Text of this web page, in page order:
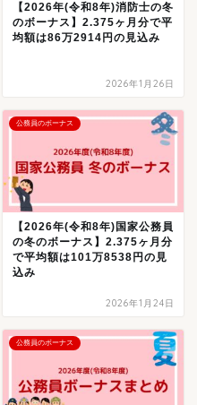
【2026年(令和8年)消防士の冬
のボーナス】2.375ヶ月分で平
均額は86万2914円の見込み
2026年1月26日
公務員のボーナス
【2026年(令和8年)国家公務員
の冬のボーナス】2.375ヶ月分
で平均額は101万8538円の見
込み
2026年1月24日
公務員のボーナス